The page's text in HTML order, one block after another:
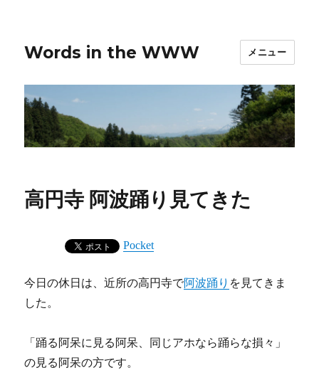
Words in the WWW メニュー
高円寺 阿波踊り見てきた
Pocket
今日の休日は、近所の高円寺で阿波踊り を見てきま
した。
「踊る阿呆に見る阿呆、同じアホなら踊らな損々」
の見る阿呆の方です。